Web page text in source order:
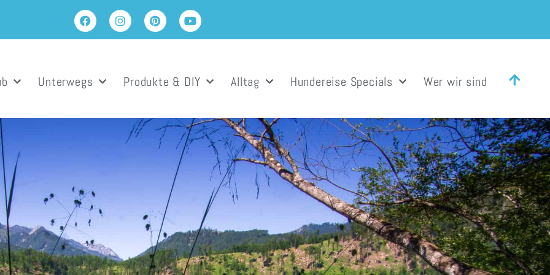
Unterwegs Produkte & DIY Alltag Hundereise Specials Wer wir sind